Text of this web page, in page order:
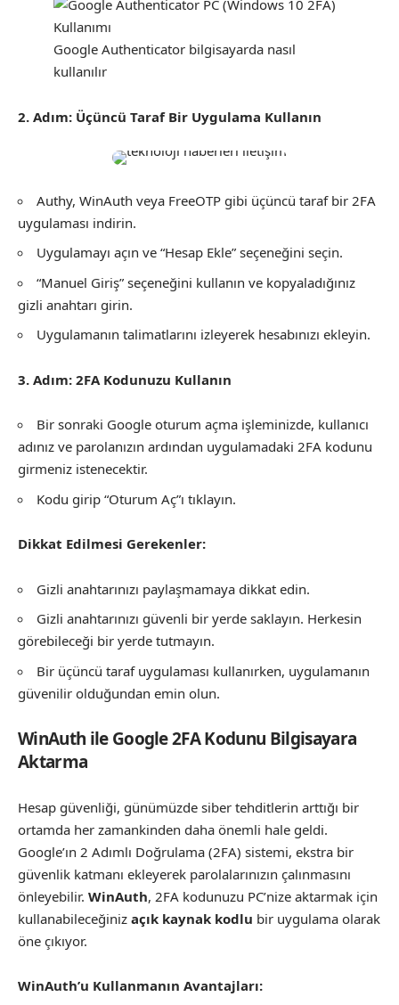
Google Authenticator bilgisayarda nasıl
kullanılır
2. Adım: Üçüncü Taraf Bir Uygulama Kullanın
Authy, WinAuth veya FreeOTP gibi üçüncü taraf bir 2FA
uygulaması indirin.
Uygulamayı açın ve “Hesap Ekle” seçeneğini seçin.
“Manuel Giriş” seçeneğini kullanın ve kopyaladığınız
gizli anahtarı girin.
Uygulamanın talimatlarını izleyerek hesabınızı ekleyin.
3. Adım: 2FA Kodunuzu Kullanın
Bir sonraki Google oturum açma işleminizde, kullanıcı
adınız ve parolanızın ardından uygulamadaki 2FA kodunu
girmeniz istenecektir.
Kodu girip “Oturum Aç”ı tıklayın.
Dikkat Edilmesi Gerekenler:
Gizli anahtarınızı paylaşmamaya dikkat edin.
Gizli anahtarınızı güvenli bir yerde saklayın. Herkesin
görebileceği bir yerde tutmayın.
Bir üçüncü taraf uygulaması kullanırken, uygulamanın
güvenilir olduğundan emin olun.
WinAuth ile Google 2FA Kodunu Bilgisayara
Aktarma
Hesap güvenliği, günümüzde siber tehditlerin arttığı bir
ortamda her zamankinden daha önemli hale geldi.
Google’ın 2 Adımlı Doğrulama (2FA) sistemi, ekstra bir
güvenlik katmanı ekleyerek parolalarınızın çalınmasını
önleyebilir. WinAuth, 2FA kodunuzu PC’nize aktarmak için
kullanabileceğiniz açık kaynak kodlu bir uygulama olarak
öne çıkıyor.
WinAuth’u Kullanmanın Avantajları: